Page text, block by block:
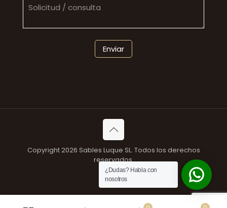
Copyright 2026 Sables Luque SL. Todos los derechos
reservados.
¿Dudas? Habla con
nosotros